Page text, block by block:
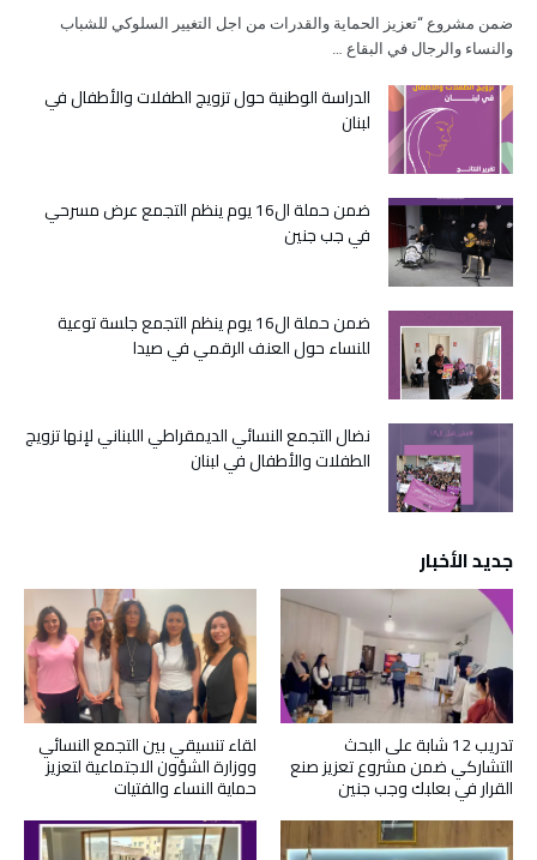
ضمن مشروع “تعزيز الحماية والقدرات من اجل التغيير السلوكي للشباب
والنساء والرجال في البقاع …
الدراسة الوطنية حول تزويج الطفلات والأطفال في
لبنان
ضمن حملة ال16 يوم ينظم التجمع عرض مسرحي
في جب جنين
ضمن حملة ال16 يوم ينظم التجمع جلسة توعية
للنساء حول العنف الرقمي في صيدا
نضال التجمع النسائي الديمقراطي اللبناني لإنها تزويج
الطفلات والأطفال في لبنان
جديد الأخبار
لقاء تنسيقي بين التجمع النسائي
ووزارة الشؤون الاجتماعية لتعزيز
حماية النساء والفتيات
تدريب 12 شابة على البحث
التشاركي ضمن مشروع تعزيز صنع
القرار في بعلبك وجب جنين